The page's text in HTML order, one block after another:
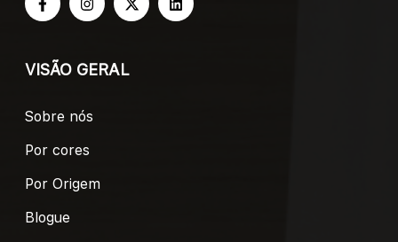
VISÃO GERAL
Sobre nós
Por cores
Por Origem
Blogue